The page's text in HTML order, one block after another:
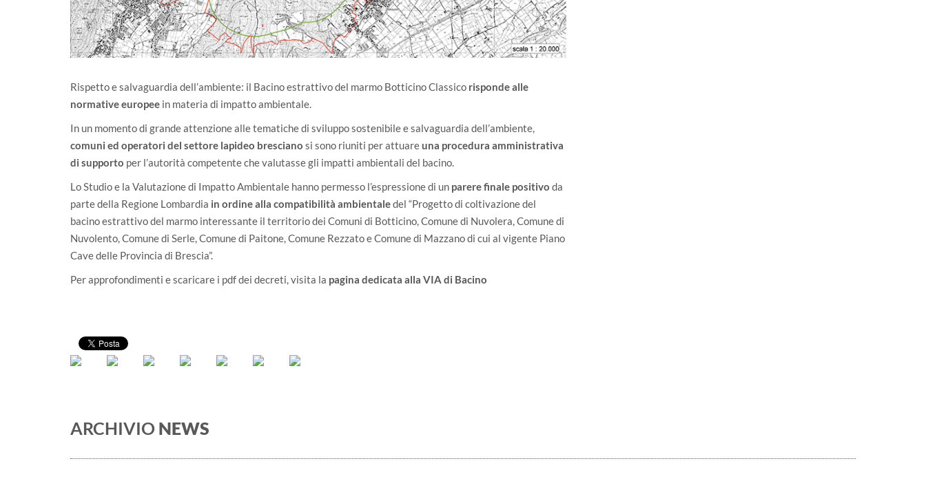
Rispetto e salvaguardia dell’ambiente: il Bacino estrattivo del marmo Botticino Classico risponde alle
normative europee in materia di impatto ambientale.
In un momento di grande attenzione alle tematiche di sviluppo sostenibile e salvaguardia dell’ambiente,
comuni ed operatori del settore lapideo bresciano si sono riuniti per attuareuna procedura amministrativa
di supporto per l’autorità competente che valutasse gli impatti ambientali del bacino.
Lo Studio e la Valutazione di Impatto Ambientale hanno permesso l’espressione di un parere finale positivo da
parte della Regione Lombardia in ordine alla compatibilità ambientaledel “Progetto di coltivazione del
bacino estrattivo del marmo interessante il territorio dei Comuni di Botticino, Comune di Nuvolera, Comune di
Nuvolento, Comune di Serle, Comune di Paitone, Comune Rezzato e Comune di Mazzano di cui al vigente Piano
Cave delle Provincia di Brescia”.
Per approfondimenti e scaricare i pdf dei decreti, visita la pagina dedicata alla VIA di Bacino
ARCHIVIO NEWS